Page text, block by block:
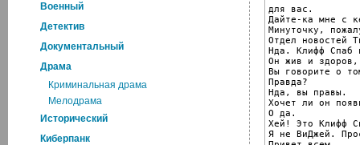
Военный
Детектив
Документальный
Драма
Криминальная драма
Мелодрама
Исторический
Киберпанк
для вас.
Дайте-ка мне с
Минуточку,
Отдел новостей
Нда. Клифф Спаб
Он жив и
Вы говорите о
Правда?
Нда, вы правы.
Хочет ли он
О да.
Хей! Это Клифф
Я не ВиДжей.